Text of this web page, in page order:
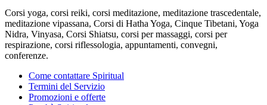
Corsi yoga, corsi reiki, corsi meditazione, meditazione trascedentale,
meditazione vipassana, Corsi di Hatha Yoga, Cinque Tibetani, Yoga
Nidra, Vinyasa, Corsi Shiatsu, corsi per massaggi, corsi per
respirazione, corsi riflessologia, appuntamenti, convegni,
conferenze.
Come contattare Spiritual
Termini del Servizio
Promozioni e offerte